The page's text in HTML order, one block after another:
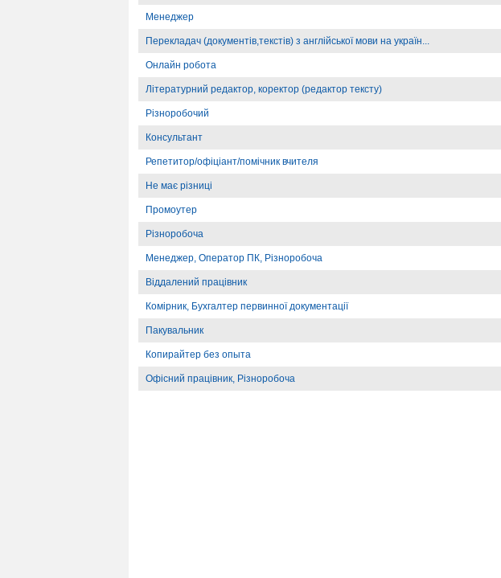
Менеджер
Перекладач (документів,текстів) з англійської мови на україн...
Онлайн робота
Літературний редактор, коректор (редактор тексту)
Різноробочий
Консультант
Репетитор/офіціант/помічник вчителя
Не має різниці
Промоутер
Різноробоча
Менеджер, Оператор ПК, Різноробоча
Віддалений працівник
Комірник, Бухгалтер первинної документації
Пакувальник
Копирайтер без опыта
Офісний працівник, Різноробоча